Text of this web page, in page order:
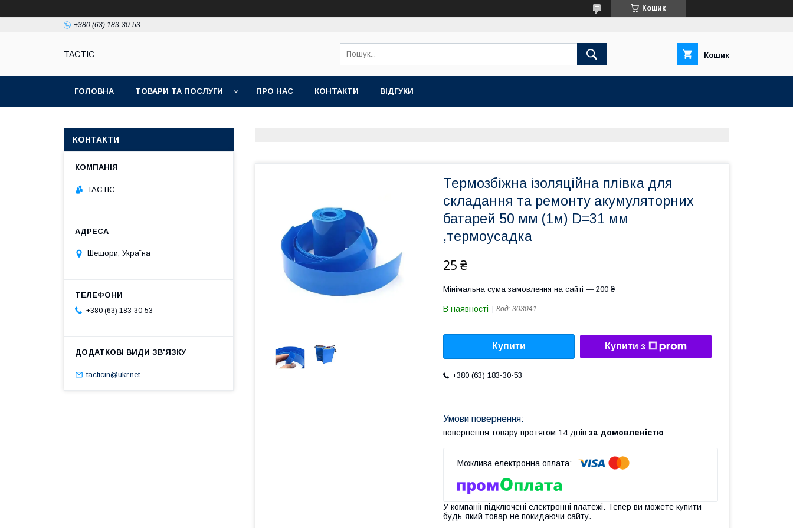
Кошик
+380 (63) 183-30-53
TACTIC Кошик
ГОЛОВНА ТОВАРИ ТА ПОСЛУГИ ПРО НАС КОНТАКТИ ВІДГУКИ
Термозбіжна ізоляційна плівка для
складання та ремонту акумуляторних
батарей 50 мм (1м) D=31 мм
,термоусадка
25 ₴
Мінімальна сума замовлення на сайті — 200 ₴
В наявності Код: 303041
Купити Купити з
+380 (63) 183-30-53
повернення товару протягом 14 днів за домовленістю
У компанії підключені електронні платежі. Тепер ви можете купити
будь-який товар не покидаючи сайту.
КОНТАКТИ
TACTIC
Шешори, Україна
+380 (63) 183-30-53
tacticin@ukr.net